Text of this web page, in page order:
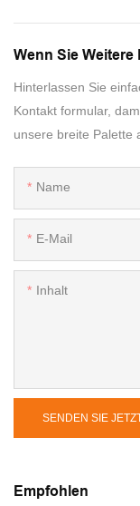
Wenn Sie
Hinterlassen Sie
Kontakt formular,
unsere breite Palette
Name
E-Mail
Inhalt
SENDEN SIE
Empfohlen